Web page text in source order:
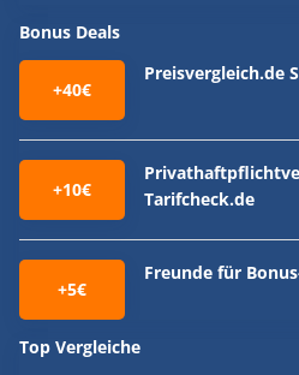
Bonus Deals
+40€
Preisvergleich.de
+10€
Tarifcheck.de
+5€
Freunde für
Top Vergleiche